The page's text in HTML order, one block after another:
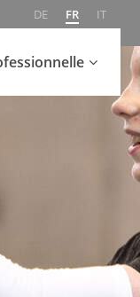
DE FR IT